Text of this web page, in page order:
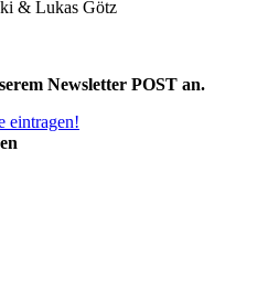
& Lukas Götz
Newsletter POST an.
eintragen!